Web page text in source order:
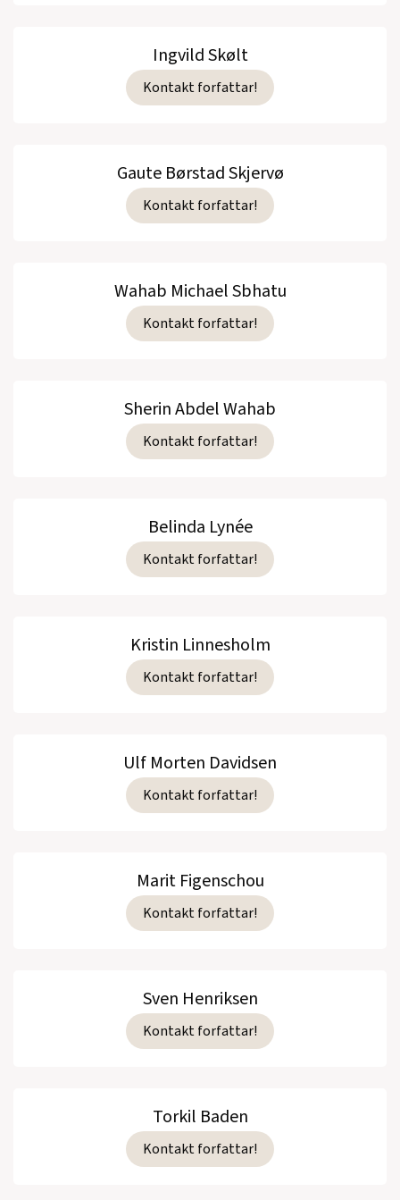
Ingvild Skølt
Kontakt forfattar!
Gaute Børstad Skjervø
Kontakt forfattar!
Wahab Michael Sbhatu
Kontakt forfattar!
Sherin Abdel Wahab
Kontakt forfattar!
Belinda Lynée
Kontakt forfattar!
Kristin Linnesholm
Kontakt forfattar!
Ulf Morten Davidsen
Kontakt forfattar!
Marit Figenschou
Kontakt forfattar!
Sven Henriksen
Kontakt forfattar!
Torkil Baden
Kontakt forfattar!